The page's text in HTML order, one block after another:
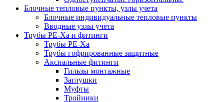
Блочные тепловые пункты, узлы учета
Блочные индивидуальные тепловые пункты
Вводные узлы учёта
Трубы РЕ-Ха и фитинги
Трубы РЕ-Ха
Трубы гофрированные защитные
Аксиальные фитинги
Гильзы монтажные
Заглушки
Муфты
Тройники